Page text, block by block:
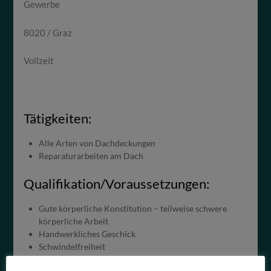
Gewerbe
8020 / Graz
Vollzeit
Tätigkeiten:
Alle Arten von Dachdeckungen
Reparaturarbeiten am Dach
Qualifikation/Voraussetzungen:
Gute körperliche Konstitution – teilweise schwere
körperliche Arbeit
Handwerkliches Geschick
Schwindelfreiheit
Trittsicherheit